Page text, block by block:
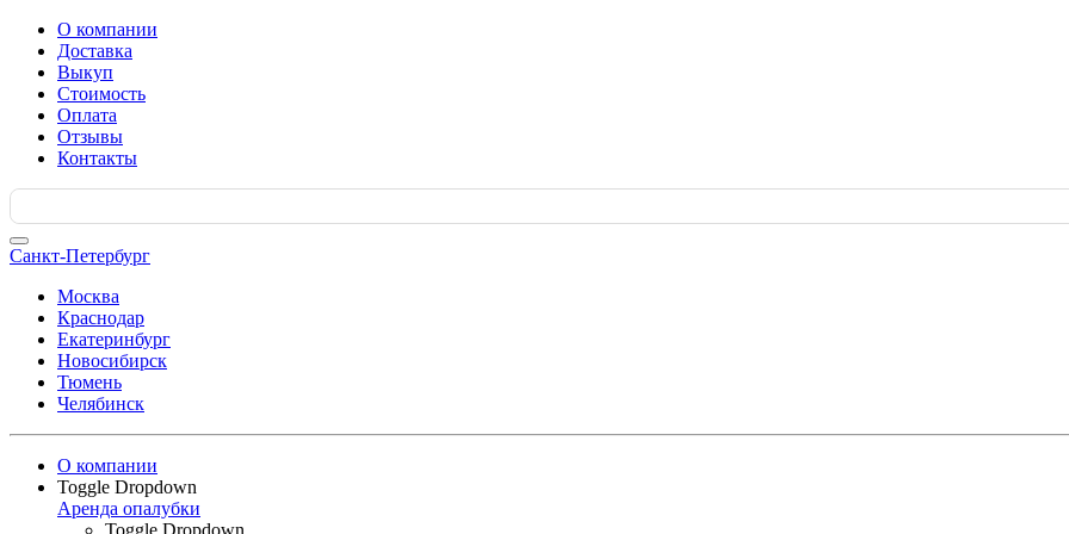
О компании
Доставка
Выкуп
Стоимость
Оплата
Отзывы
Контакты
Search
for:
Санкт-Петербург
Москва
Краснодар
Екатеринбург
Новосибирск
Тюмень
Челябинск
О компании
Toggle Dropdown
Аренда опалубки
Toggle Dropdown